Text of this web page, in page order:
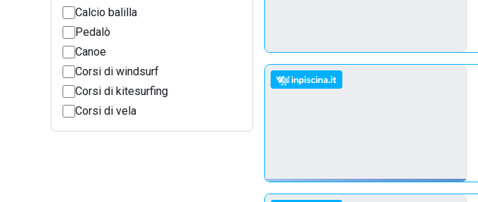
Calcio balilla
Pedalò
Canoe
Corsi di windsurf
Corsi di kitesurfing
Corsi di vela